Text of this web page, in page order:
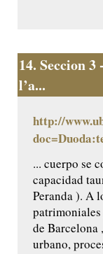
14. Seccion
l’a...
http://
... cuerpo se
capacidad
Peranda ). A
de Barcelona
urbano,